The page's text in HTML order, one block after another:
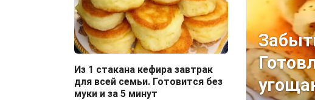
Из 1 стакана кефира завтрак
для всей семьи. Готовится без
муки и за 5 минут